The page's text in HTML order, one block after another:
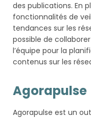
des publications. En
fonctionnalités de
tendances sur les
possible de
l’équipe pour la
contenus sur les
Agorapulse
Agorapulse est un